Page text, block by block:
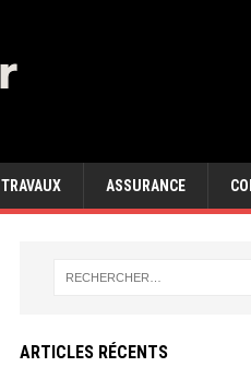
TRAVAUX ASSURANCE
ARTICLES RÉCENTS